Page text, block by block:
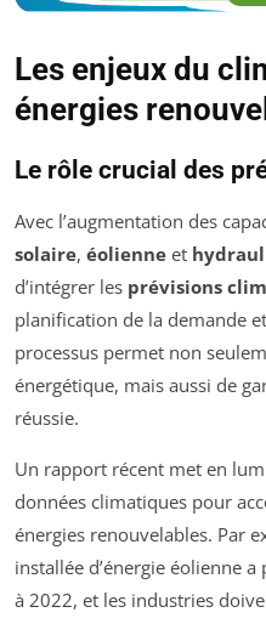
Les enjeux du
énergies
Le rôle crucial des
Avec l’augmentation des
solaire, éolienne et
d’intégrer les prévisions
planification de la demande
processus permet non
énergétique, mais aussi de
réussie.
Un rapport récent met en
données climatiques pour
énergies renouvelables. Par
installée d’énergie éolienne
à 2022, et les industries